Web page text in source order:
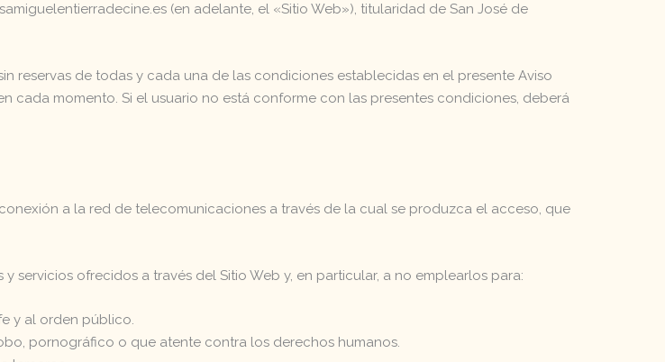
(en adelante, el «Sitio Web»), titularidad de San José de
reservas de todas y cada una de las condiciones establecidas en el presente Aviso
cada momento. Si el usuario no está conforme con las presentes condiciones, deberá
a la red de telecomunicaciones a través de la cual se produzca el acceso, que
ofrecidos a través del Sitio Web y, en particular, a no emplearlos para:
y al orden público.
pornográfico o que atente contra los derechos humanos.